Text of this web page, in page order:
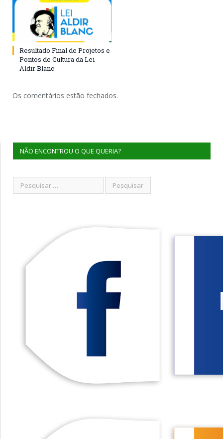
Resultado Final de Projetos e
Pontos de Cultura da Lei
Aldir Blanc
Os comentários estão fechados.
NÃO ENCONTROU O QUE QUERIA?